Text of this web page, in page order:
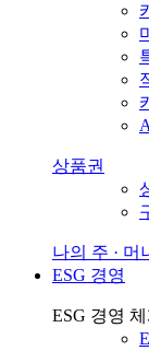
상품권
나의 주 · 머
ESG 경영
ESG 경영 체